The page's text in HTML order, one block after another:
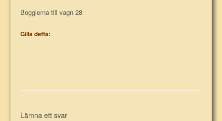
Boggierna till vagn 28
Gilla detta:
Lämna ett svar